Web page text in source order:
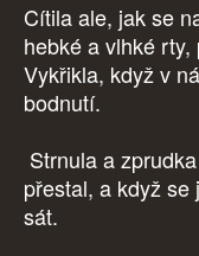
Cítila ale, jak se
hebké a vlhké
Vykřikla, když v
bodnutí.
Strnula a
přestal, a když
sát.